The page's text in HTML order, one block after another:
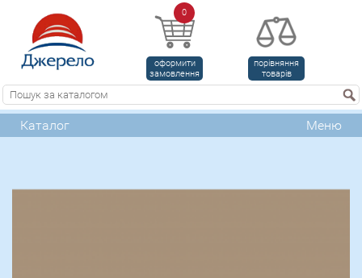
0
оформити
замовлення
порівняння
товарів
Каталог Меню